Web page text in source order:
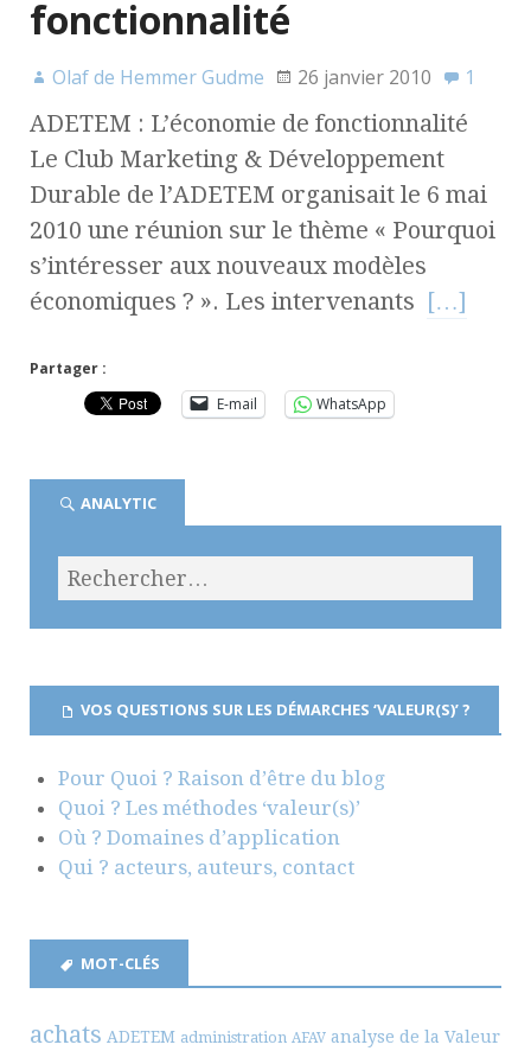
fonctionnalité
Olaf de Hemmer Gudme 26 janvier 2010 1
ADETEM : L’économie de fonctionnalité
Le Club Marketing & Développement
Durable de l’ADETEM organisait le 6 mai
2010 une réunion sur le thème « Pourquoi
s’intéresser aux nouveaux modèles
économiques ? ». Les intervenants […]
Partager :
E-mail
WhatsApp
ANALYTIC
VOS QUESTIONS SUR LES DÉMARCHES ‘VALEUR(S)’ ?
Pour Quoi ? Raison d’être du blog
Quoi ? Les méthodes ‘valeur(s)’
Où ? Domaines d’application
Qui ? acteurs, auteurs, contact
MOT-CLÉS
achats ADETEM administration AFAV analyse de la Valeur